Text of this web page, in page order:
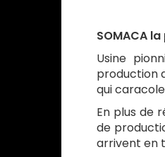
SOMACA
Usine
production
qui
En plus de
de
arrivent en